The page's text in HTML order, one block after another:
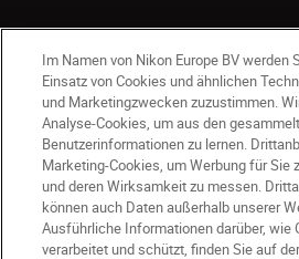
DE Nikon Sites
Kontakt
Datenschutzhinweis
Nutzungsbedingungen
Geschäftsbedingungen des
Im Namen von Nikon Europe BV werden
Einsatz von Cookies und ähnlichen
und Marketingzwecken zuzustimmen.
Analyse-Cookies, um aus den
Benutzerinformationen zu lernen.
Marketing-Cookies, um Werbung für Sie
und deren Wirksamkeit zu messen.
können auch Daten außerhalb unserer
Ausführliche Informationen darüber, wie
verarbeitet und schützt, finden Sie auf